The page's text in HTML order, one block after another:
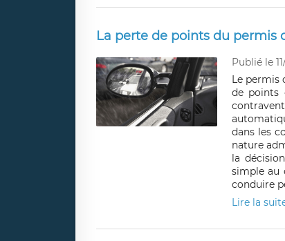
La perte de points du permis
Publié le
Le permis
de points
dans les
nature
la
simple au
conduire
Lire la